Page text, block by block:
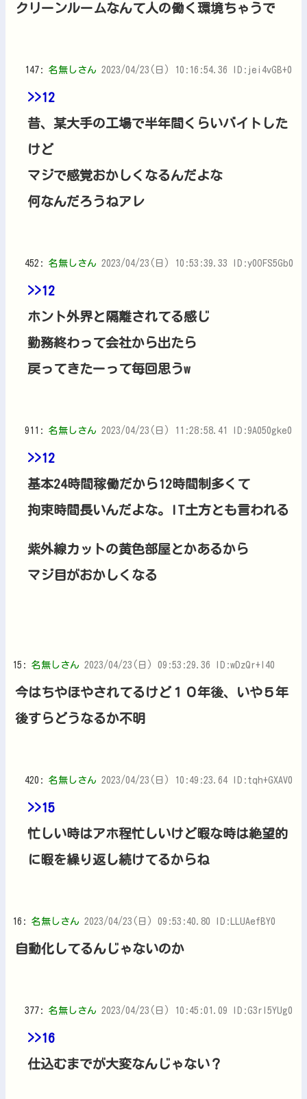
クリーンルームなんて人の働く環境ちゃうで
147: 名無しさん 2023/04/23(日) 10:16:54.36 ID:jei4vGB+0
>>12
昔、某大手の工場で半年間くらいバイトした
けど
マジで感覚おかしくなるんだよな
何なんだろうねアレ
452: 名無しさん 2023/04/23(日) 10:53:39.33 ID:y0OFS5Gb0
>>12
ホント外界と隔離されてる感じ
勤務終わって会社から出たら
戻ってきたーって毎回思うw
911: 名無しさん 2023/04/23(日) 11:28:58.41 ID:9A050gke0
>>12
基本24時間稼働だから12時間制多くて
拘束時間長いんだよな。IT土方とも言われる
紫外線カットの黄色部屋とかあるから
マジ目がおかしくなる
15: 名無しさん 2023/04/23(日) 09:53:29.36 ID:wDzQr+l40
今はちやほやされてるけど１０年後、いや５年
後すらどうなるか不明
420: 名無しさん 2023/04/23(日) 10:49:23.64 ID:tqh+GXAV0
>>15
忙しい時はアホ程忙しいけど暇な時は絶望的
に暇を繰り返し続けてるからね
16: 名無しさん 2023/04/23(日) 09:53:40.80 ID:LLUAefBY0
自動化してるんじゃないのか
377: 名無しさん 2023/04/23(日) 10:45:01.09 ID:G3rl5YUg0
>>16
仕込むまでが大変なんじゃない？